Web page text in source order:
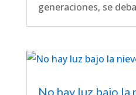
generaciones, se
No hay luz bajo la